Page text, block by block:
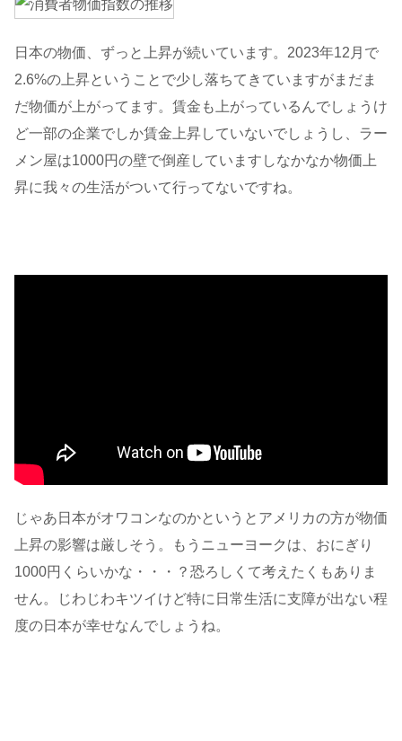
日本の物価、ずっと上昇が続いています。2023年12月で
2.6%の上昇ということで少し落ちてきていますがまだま
だ物価が上がってます。賃金も上がっているんでしょうけ
ど一部の企業でしか賃金上昇していないでしょうし、ラー
メン屋は1000円の壁で倒産していますしなかなか物価上
昇に我々の生活がついて行ってないですね。
じゃあ日本がオワコンなのかというとアメリカの方が物価
上昇の影響は厳しそう。もうニューヨークは、おにぎり
1000円くらいかな・・・？恐ろしくて考えたくもありま
せん。じわじわキツイけど特に日常生活に支障が出ない程
度の日本が幸せなんでしょうね。